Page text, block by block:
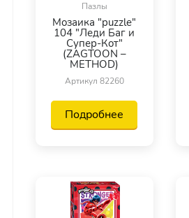
Пазлы
Мозаика "puzzle"
104 "Леди Баг и
Супер-Кот"
(ZAGTOON –
METHOD)
Артикул 82260
Подробнее